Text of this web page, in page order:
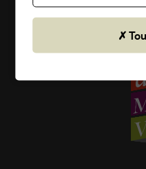
✗